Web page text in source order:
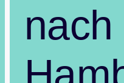
nach